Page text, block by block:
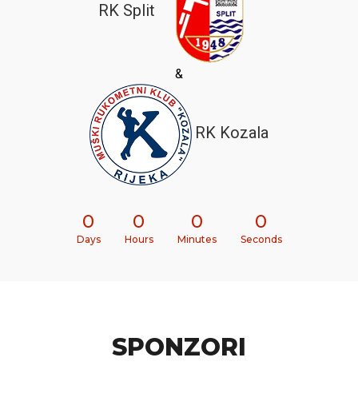
RK Split
&
RK Kozala
0
Days
0
Hours
0
Minutes
0
Seconds
SPONZORI